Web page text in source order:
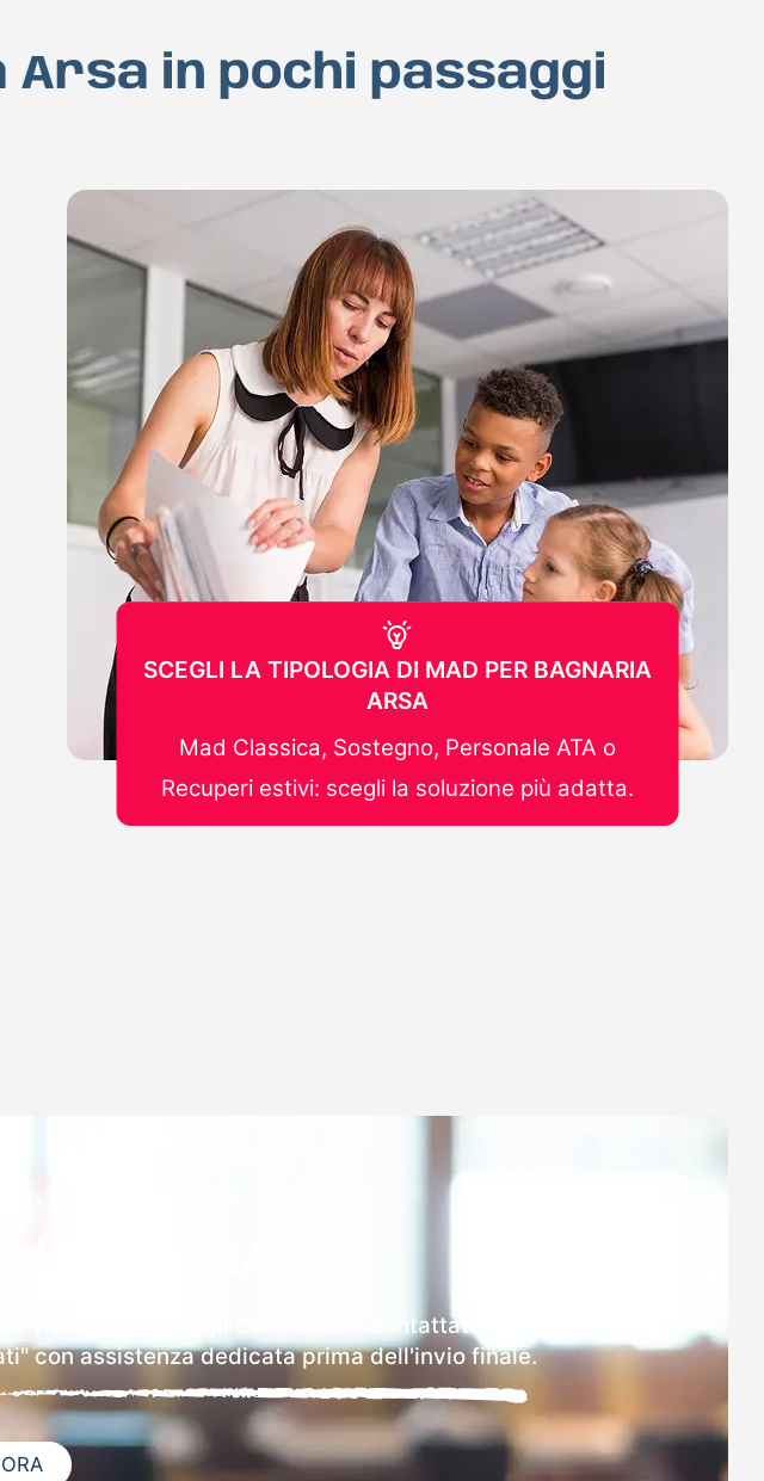
Arsa in pochi passaggi
SCEGLI LA TIPOLOGIA DI MAD PER BAGNARIA
ARSA
Mad Classica, Sostegno, Personale ATA o
Recuperi estivi: scegli la soluzione più adatta.
tua MAD
via email i dettagli delle scuole contattate.
con assistenza dedicata prima dell'invio finale.